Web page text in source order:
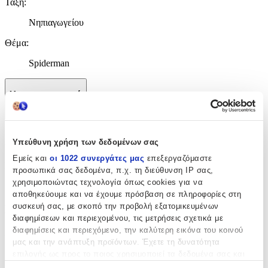
Υπεύθυνη χρήση των δεδομένων σας
Εμείς και οι 1022 συνεργάτες μας επεξεργαζόμαστε
προσωπικά σας δεδομένα, π.χ. τη διεύθυνση IP σας,
χρησιμοποιώντας τεχνολογία όπως cookies για να
αποθηκεύουμε και να έχουμε πρόσβαση σε πληροφορίες στη
συσκευή σας, με σκοπό την προβολή εξατομικευμένων
διαφημίσεων και περιεχομένου, τις μετρήσεις σχετικά με
διαφημίσεις και περιεχόμενο, την καλύτερη εικόνα του κοινού
μας και την ανάπτυξη προϊόντων. Έχετε τη δυνατότητα
Τάξη:
Νηπιαγωγείου
Θέμα:
Spiderman
Χαρακτηριστικά
Χαρακτηριστικά
Κατασκευαστής
Gim
Βασικά Χαρακτηριστικά
Χρώμα: